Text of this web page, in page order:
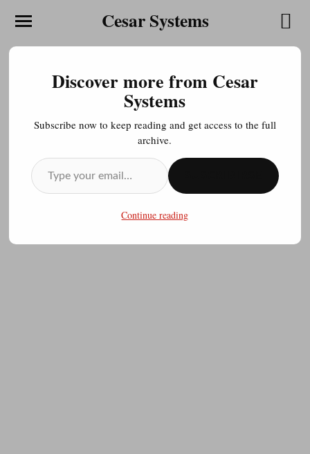
Cesar Systems
AGREGAR BOTONES PARA
COMPARTIR DE REDES
SOCIALES EN BLOGGER
JULIOCESAR20200413 SEPTIEMBRE 15, 2020
Discover more from Cesar
Systems
Subscribe now to keep reading and get access to the full
archive.
Continue reading